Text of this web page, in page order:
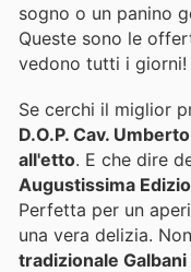
sogno o un panino
Queste sono le
vedono tutti i giorni!
Se cerchi il miglior
D.O.P. Cav.
all'etto. E che dire
Augustissima
Perfetta per un
una vera delizia.
tradizionale Galbani